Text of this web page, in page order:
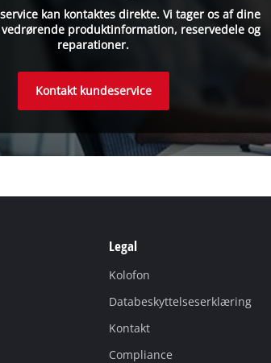
kan kontaktes direkte. Vi tager os af dine
produktinformation, reservedele og
reparationer.
Kontakt kundeservice
Legal
Kolofon
Databeskyttelseserklæring
Kontakt
Compliance